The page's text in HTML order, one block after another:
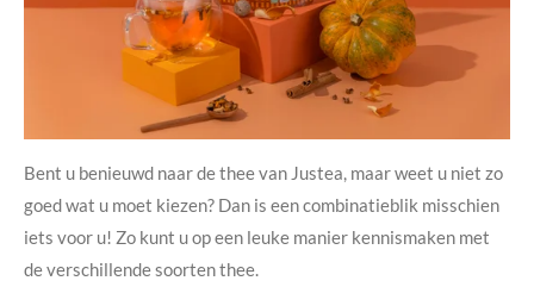
Bent u benieuwd naar de thee van Justea, maar weet u niet zo
goed wat u moet kiezen? Dan is een combinatieblik misschien
iets voor u! Zo kunt u op een leuke manier kennismaken met
de verschillende soorten thee.